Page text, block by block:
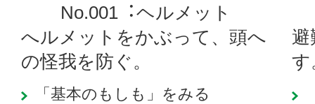
No.001︓ヘルメット
へルメットをかぶって、頭へ
の怪我を防ぐ。
「基本のもしも」をみる
す